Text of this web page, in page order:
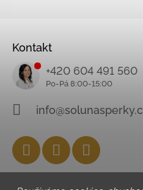
Kontakt
+420 604 491 560